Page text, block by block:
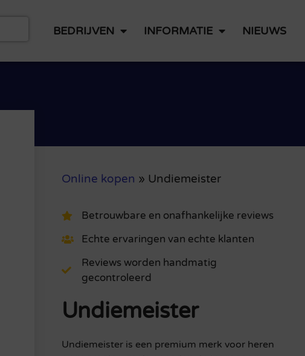
BEDRIJVEN INFORMATIE NIEUWS
Online kopen » Undiemeister
Betrouwbare en onafhankelijke reviews
Echte ervaringen van echte klanten
Reviews worden handmatig
gecontroleerd
Undiemeister
Undiemeister is een premium merk voor heren